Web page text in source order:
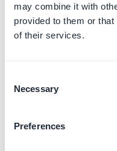
may combine it with
provided to them or
of their services.
Selection
Necessary
Preferences